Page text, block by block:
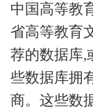
中国高等教
省高等教育
荐的数据库,
些数据库拥
商。这些数